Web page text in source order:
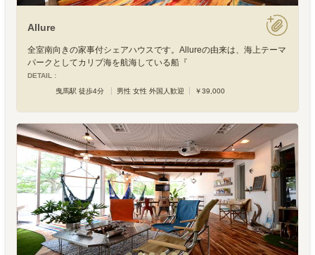
Allure
全室南向きの家事付シェアハウスです。Allureの由来は、海上テーマ
パークとしてカリブ海を航海している船『
DETAIL :
曳馬駅 徒歩4分
男性 女性 外国人歓迎 ￥39,000